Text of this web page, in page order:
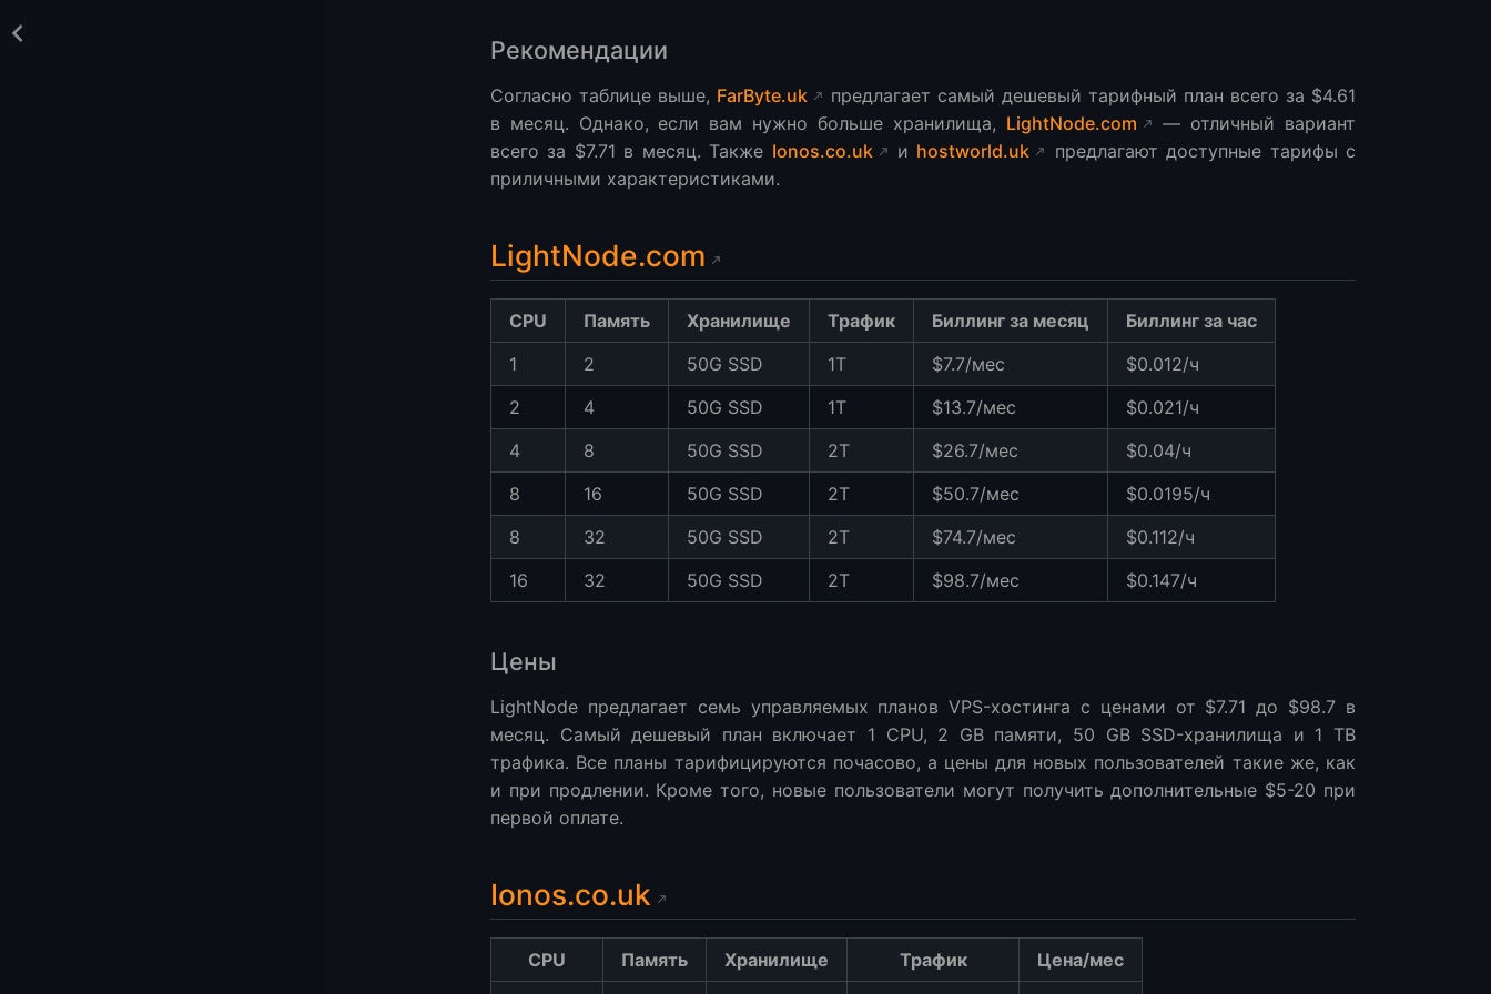
Рекомендации
Согласно таблице выше, FarByte.uk
предлагает самый дешевый тарифный план всего за $4.61
в месяц. Однако, если вам нужно больше хранилища, LightNode.com
— отличный вариант
всего за $7.71 в месяц. Также Ionos.co.uk и hostworld.uk
предлагают доступные тарифы с
приличными характеристиками.
LightNode.com
CPU Память Хранилище Трафик Биллинг за месяц
Биллинг за час
1
2 50G SSD 1T $7.7/мес
$0.012/ч
2
4 50G SSD 1T $13.7/мес
$0.021/ч
4
8 50G SSD 2T $26.7/мес
$0.04/ч
8
16 50G SSD 2T $50.7/мес
$0.0195/ч
8
32 50G SSD 2T $74.7/мес
$0.112/ч
16
32 50G SSD 2T $98.7/мес $0.147/ч
Цены
LightNode предлагает семь управляемых планов VPS-хостинга с ценами от $7.71 до $98.7 в
месяц. Самый дешевый план включает 1 CPU, 2 GB памяти, 50 GB SSD-хранилища и 1 TB
трафика. Все планы тарифицируются почасово, а цены для новых пользователей такие же, как
и при продлении. Кроме того, новые пользователи могут получить дополнительные $5-20 при
первой оплате.
Ionos.co.uk
CPU Память Хранилище Трафик
Цена/мес